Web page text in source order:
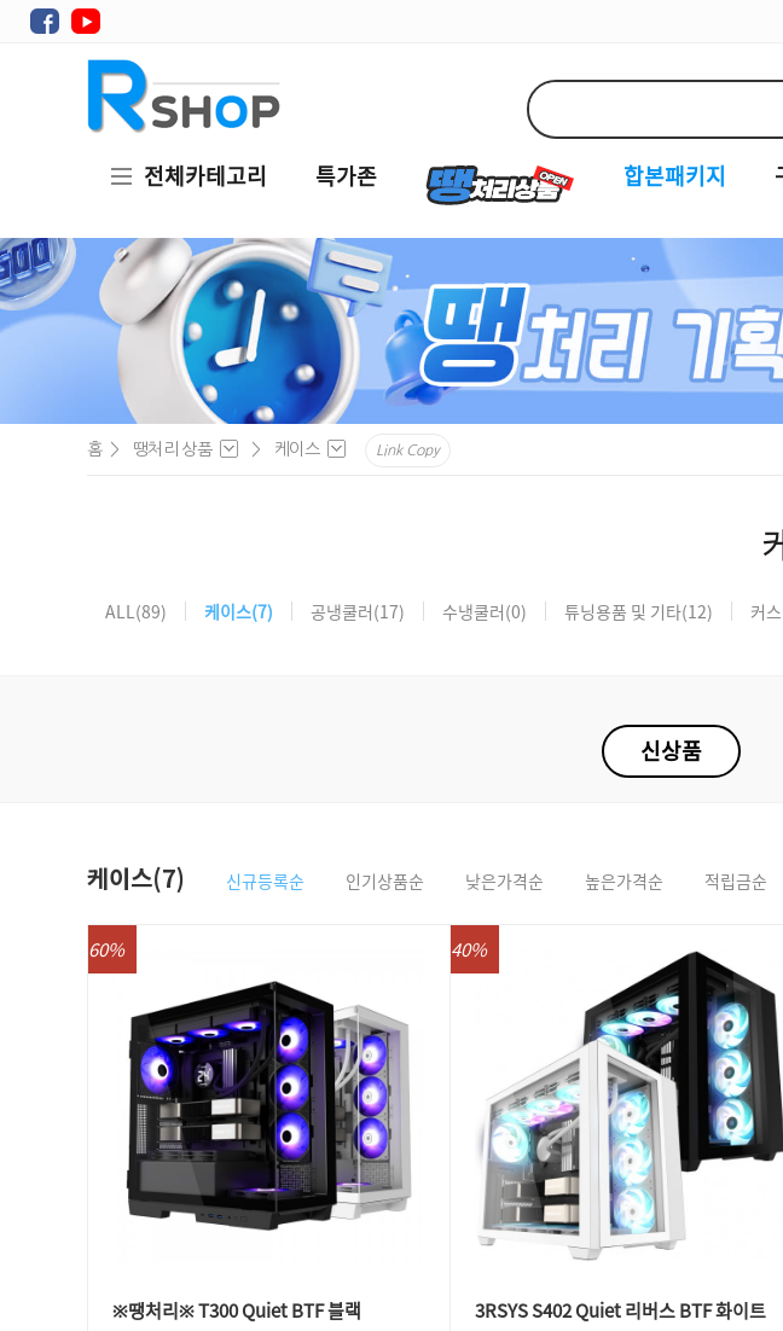
전체카테고리 특가존 합본패키지
홈 > 땡처리 상품 > 케이스 Link Copy
ALL (89) 케이스(7) 공냉쿨러(17) 수냉쿨러(0) 튜닝용품 및 기타(12) 커
신상품
케이스(7) 신규등록순 인기상품순 낮은가격순 높은가격순 적립금순
※땡처리※ T300 Quiet BTF 블랙
60%
3RSYS S402 Quiet 리버스 BTF 화이트
40%